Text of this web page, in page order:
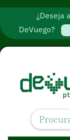
¿Deseja
DeVuego?